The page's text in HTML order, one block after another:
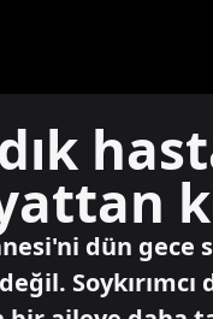
dün gece
Soykırımcı